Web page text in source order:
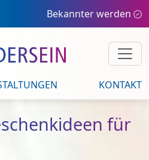
Bekannter werden
KONTAKT
für